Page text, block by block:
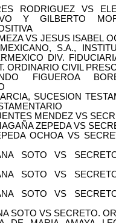
RODRIGUEZ VS
Y GILBERTO
VS JESUS ISABEL
S.A.,
DIV.
ORDINARIO CIVIL
FIGUEROA
SUCESION
MENDEZ VS
ZEPEDA VS
OCHOA VS
SOTO VS
SOTO VS
SOTO VS
SOTO VS SECRETO.